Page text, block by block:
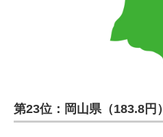
第23位：岡山県（183.8円）